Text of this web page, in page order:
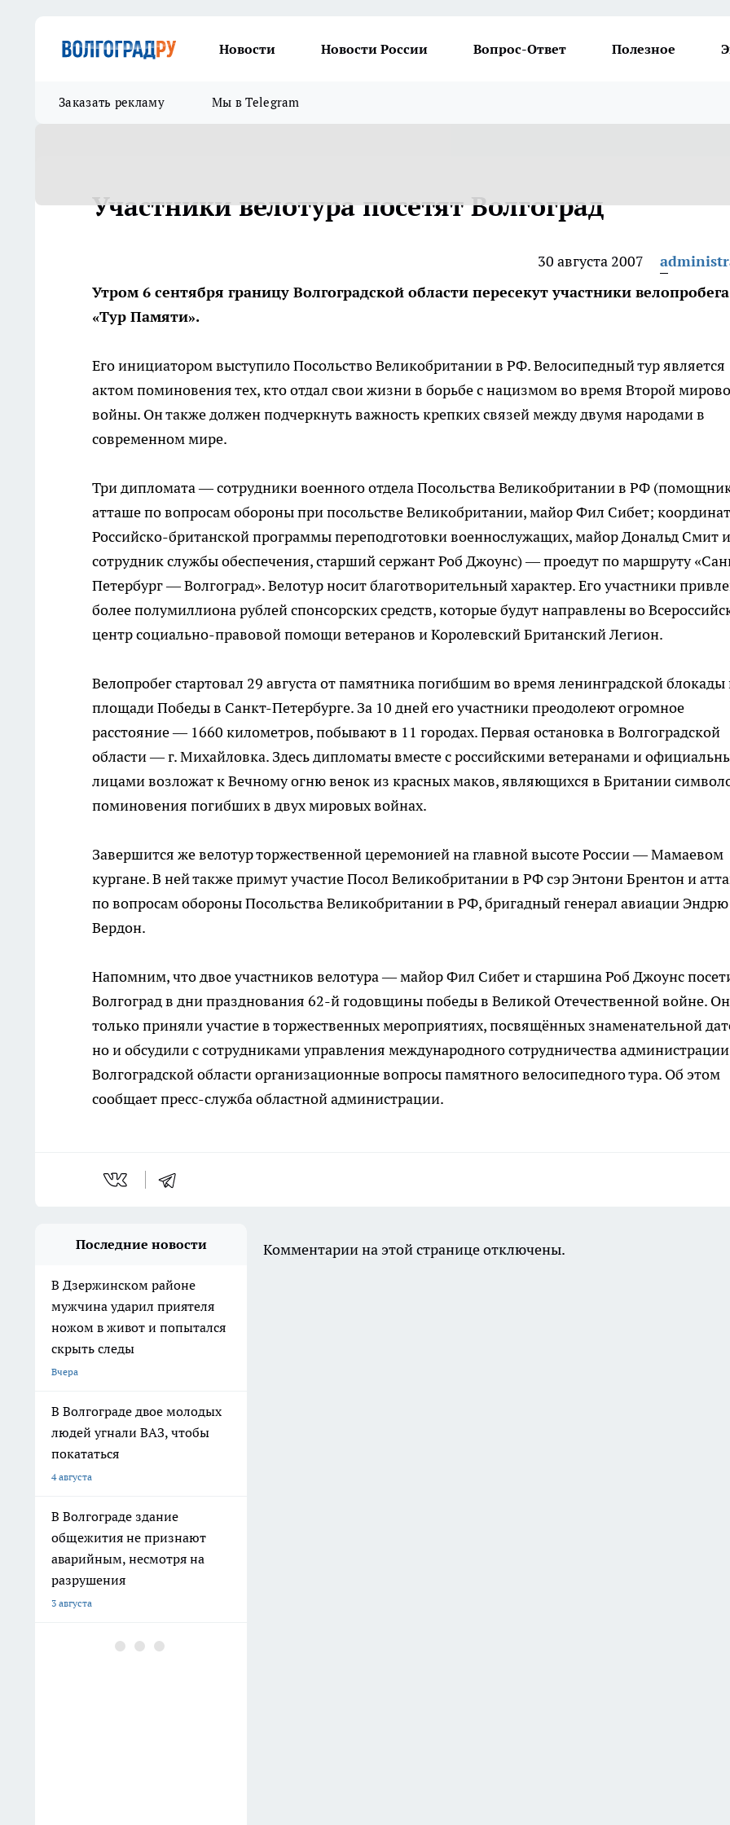
Новости Новости России Вопрос-Ответ Полезное
Заказать рекламу Мы в Telegram
Участники велотура посетят Волгоград
30 августа 2007
Утром 6 сентября границу Волгоградской области пересекут участники велопробега
«Тур Памяти».
Его инициатором выступило Посольство Великобритании в РФ. Велосипедный тур является
актом поминовения тех, кто отдал свои жизни в борьбе с нацизмом во время Второй
войны. Он также должен подчеркнуть важность крепких связей между двумя народами в
современном мире.
Три дипломата — сотрудники военного отдела Посольства Великобритании в РФ
атташе по вопросам обороны при посольстве Великобритании, майор Фил Сибет;
Российско-британской программы переподготовки военнослужащих, майор Дональд Смит и
сотрудник службы обеспечения, старший сержант Роб Джоунс) — проедут по маршруту
Петербург — Волгоград». Велотур носит благотворительный характер. Его участники
более полумиллиона рублей спонсорских средств, которые будут направлены во
центр социально-правовой помощи ветеранов и Королевский Британский Легион.
Велопробег стартовал 29 августа от памятника погибшим во время ленинградской блокады
площади Победы в Санкт-Петербурге. За 10 дней его участники преодолеют огромное
расстояние — 1660 километров, побывают в 11 городах. Первая остановка в Волгоградской
области — г. Михайловка. Здесь дипломаты вместе с российскими ветеранами и
лицами возложат к Вечному огню венок из красных маков, являющихся в Британии
поминовения погибших в двух мировых войнах.
Завершится же велотур торжественной церемонией на главной высоте России — Мамаевом
кургане. В ней также примут участие Посол Великобритании в РФ сэр Энтони Брентон и
по вопросам обороны Посольства Великобритании в РФ, бригадный генерал авиации Эндрю
Вердон.
Напомним, что двое участников велотура — майор Фил Сибет и старшина Роб Джоунс
Волгоград в дни празднования 62-й годовщины победы в Великой Отечественной войне.
только приняли участие в торжественных мероприятиях, посвящённых знаменательной
но и обсудили с сотрудниками управления международного сотрудничества администрации
Волгоградской области организационные вопросы памятного велосипедного тура. Об этом
сообщает пресс-служба областной администрации.
Последние новости
В Дзержинском районе
мужчина ударил приятеля
ножом в живот и попытался
скрыть следы
Вчера
В Волгограде двое молодых
людей угнали ВАЗ, чтобы
покататься
4 августа
В Волгограде здание
общежития не признают
аварийным, несмотря на
разрушения
3 августа
В Волгограде
Комментарии на этой странице отключены.